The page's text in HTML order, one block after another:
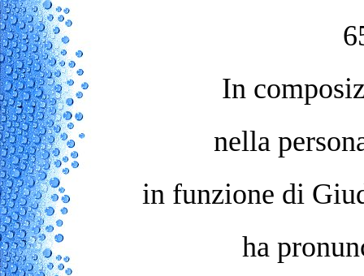
In
nella
in funzione di
ha